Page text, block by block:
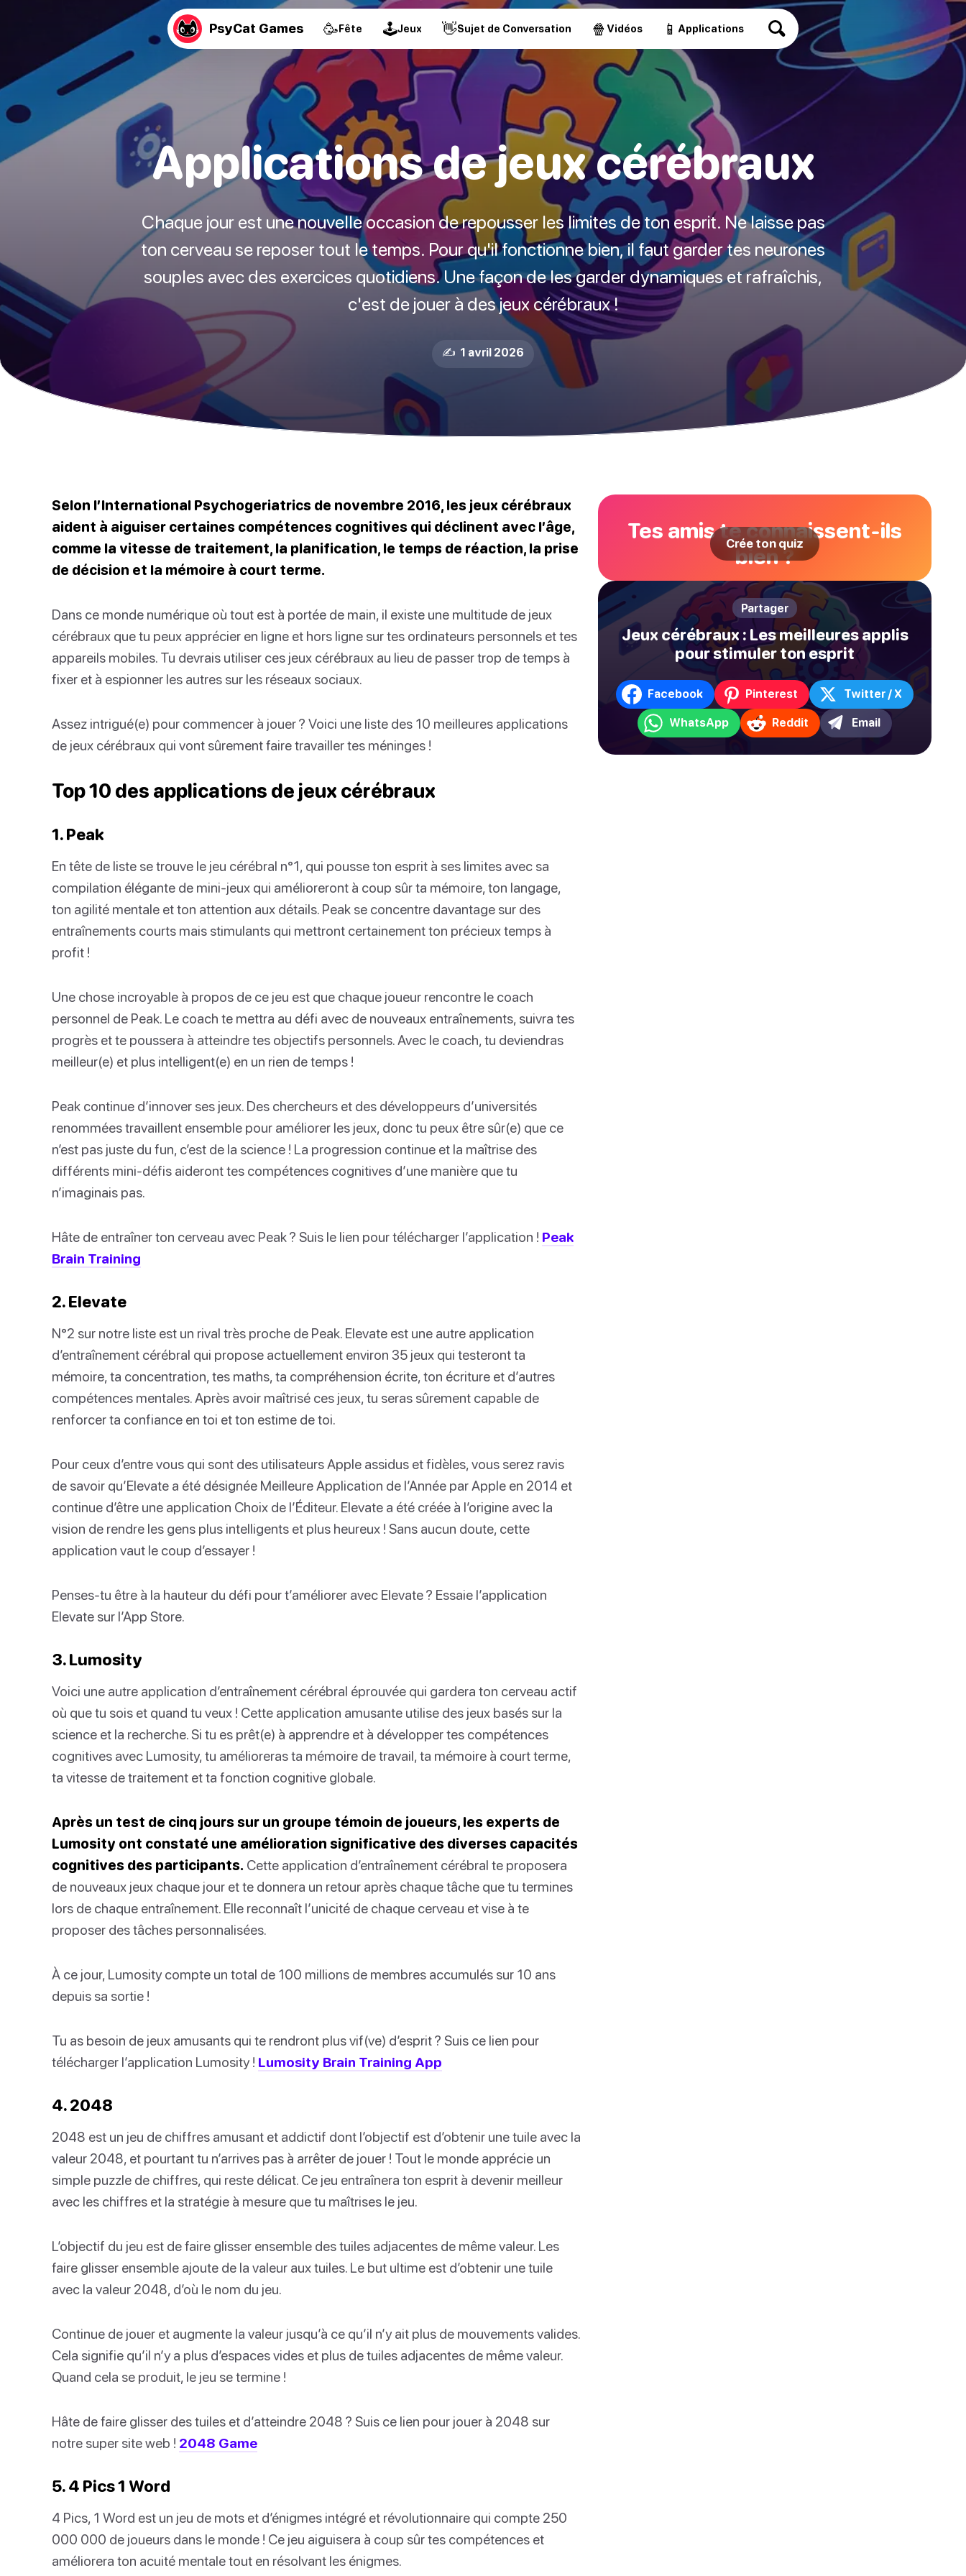
PsyCat Games 🥳Fête 🕹Jeux 👋Sujet de Conversation 🍿 Vidéos 📱 Applications
Applications de jeux cérébraux
Chaque jour est une nouvelle occasion de repousser les limites de ton esprit. Ne laisse pas
ton cerveau se reposer tout le temps. Pour qu'il fonctionne bien, il faut garder tes neurones
souples avec des exercices quotidiens. Une façon de les garder dynamiques et rafraîchis,
c'est de jouer à des jeux cérébraux !
✍️ 1 avril 2026
Selon l’International Psychogeriatrics de novembre 2016, les jeux cérébraux
aident à aiguiser certaines compétences cognitives qui déclinent avec l’âge,
comme la vitesse de traitement, la planification, le temps de réaction, la prise
de décision et la mémoire à court terme.
Dans ce monde numérique où tout est à portée de main, il existe une multitude de jeux
cérébraux que tu peux apprécier en ligne et hors ligne sur tes ordinateurs personnels et tes
appareils mobiles. Tu devrais utiliser ces jeux cérébraux au lieu de passer trop de temps à
fixer et à espionner les autres sur les réseaux sociaux.
Assez intrigué(e) pour commencer à jouer ? Voici une liste des 10 meilleures applications
de jeux cérébraux qui vont sûrement faire travailler tes méninges !
Top 10 des applications de jeux cérébraux
1. Peak
En tête de liste se trouve le jeu cérébral n°1, qui pousse ton esprit à ses limites avec sa
compilation élégante de mini-jeux qui amélioreront à coup sûr ta mémoire, ton langage,
ton agilité mentale et ton attention aux détails. Peak se concentre davantage sur des
entraînements courts mais stimulants qui mettront certainement ton précieux temps à
profit !
Une chose incroyable à propos de ce jeu est que chaque joueur rencontre le coach
personnel de Peak. Le coach te mettra au défi avec de nouveaux entraînements, suivra tes
progrès et te poussera à atteindre tes objectifs personnels. Avec le coach, tu deviendras
meilleur(e) et plus intelligent(e) en un rien de temps !
Peak continue d’innover ses jeux. Des chercheurs et des développeurs d’universités
renommées travaillent ensemble pour améliorer les jeux, donc tu peux être sûr(e) que ce
n’est pas juste du fun, c’est de la science ! La progression continue et la maîtrise des
différents mini-défis aideront tes compétences cognitives d’une manière que tu
n’imaginais pas.
Hâte de entraîner ton cerveau avec Peak ? Suis le lien pour télécharger l’application ! Peak
Brain Training
2. Elevate
N°2 sur notre liste est un rival très proche de Peak. Elevate est une autre application
d’entraînement cérébral qui propose actuellement environ 35 jeux qui testeront ta
mémoire, ta concentration, tes maths, ta compréhension écrite, ton écriture et d’autres
compétences mentales. Après avoir maîtrisé ces jeux, tu seras sûrement capable de
renforcer ta confiance en toi et ton estime de toi.
Pour ceux d’entre vous qui sont des utilisateurs Apple assidus et fidèles, vous serez ravis
de savoir qu’Elevate a été désignée Meilleure Application de l’Année par Apple en 2014 et
continue d’être une application Choix de l’Éditeur. Elevate a été créée à l’origine avec la
vision de rendre les gens plus intelligents et plus heureux ! Sans aucun doute, cette
application vaut le coup d’essayer !
Penses-tu être à la hauteur du défi pour t’améliorer avec Elevate ? Essaie l’application
Elevate sur l’App Store.
3. Lumosity
Voici une autre application d’entraînement cérébral éprouvée qui gardera ton cerveau actif
où que tu sois et quand tu veux ! Cette application amusante utilise des jeux basés sur la
science et la recherche. Si tu es prêt(e) à apprendre et à développer tes compétences
cognitives avec Lumosity, tu amélioreras ta mémoire de travail, ta mémoire à court terme,
ta vitesse de traitement et ta fonction cognitive globale.
Après un test de cinq jours sur un groupe témoin de joueurs, les experts de
Lumosity ont constaté une amélioration significative des diverses capacités
cognitives des participants. Cette application d’entraînement cérébral te proposera
de nouveaux jeux chaque jour et te donnera un retour après chaque tâche que tu termines
lors de chaque entraînement. Elle reconnaît l’unicité de chaque cerveau et vise à te
proposer des tâches personnalisées.
À ce jour, Lumosity compte un total de 100 millions de membres accumulés sur 10 ans
depuis sa sortie !
Tu as besoin de jeux amusants qui te rendront plus vif(ve) d’esprit ? Suis ce lien pour
télécharger l’application Lumosity ! Lumosity Brain Training App
4. 2048
2048 est un jeu de chiffres amusant et addictif dont l’objectif est d’obtenir une tuile avec la
valeur 2048, et pourtant tu n’arrives pas à arrêter de jouer ! Tout le monde apprécie un
simple puzzle de chiffres, qui reste délicat. Ce jeu entraînera ton esprit à devenir meilleur
avec les chiffres et la stratégie à mesure que tu maîtrises le jeu.
L’objectif du jeu est de faire glisser ensemble des tuiles adjacentes de même valeur. Les
faire glisser ensemble ajoute de la valeur aux tuiles. Le but ultime est d’obtenir une tuile
avec la valeur 2048, d’où le nom du jeu.
Continue de jouer et augmente la valeur jusqu’à ce qu’il n’y ait plus de mouvements valides.
Cela signifie qu’il n’y a plus d’espaces vides et plus de tuiles adjacentes de même valeur.
Quand cela se produit, le jeu se termine !
Hâte de faire glisser des tuiles et d’atteindre 2048 ? Suis ce lien pour jouer à 2048 sur
notre super site web ! 2048 Game
5. 4 Pics 1 Word
4 Pics, 1 Word est un jeu de mots et d’énigmes intégré et révolutionnaire qui compte 250
000 000 de joueurs dans le monde ! Ce jeu aiguisera à coup sûr tes compétences et
améliorera ton acuité mentale tout en résolvant les énigmes.
Tes amis te connaissent-ils
bien ?
Crée ton quiz
Partager
Jeux cérébraux : Les meilleures applis
pour stimuler ton esprit
Facebook Pinterest Twitter / X
WhatsApp Reddit Email